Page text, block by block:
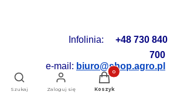
Infolinia: +48 730 840
700
e-mail: biuro@shop.agro.pl
Otwórz wyszukiwarkę
Szukaj Zaloguj się
Produkty w koszyku: 0.
Koszyk